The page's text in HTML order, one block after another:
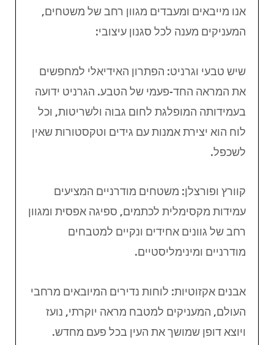
אנו מייבאים ומעבדים מגוון רחב של משטחים,
המעניקים מענה לכל סגנון עיצובי:
שיש טבעי וגרניט: הפתרון האידיאלי למחפשים
את המראה החד-פעמי של הטבע. הגרניט ידועה
בעמידותה המופלגת לחום גבוה ולשריטות, וכל
לוח הוא יצירת אמנות עם גידים וטקסטורות שאין
לשכפל.
קוורץ ופורצלן: משטחים מודרניים המציעים
עמידות מקסימלית לכתמים, ספיגה אפסית ומגוון
רחב של גוונים אחידים ונקיים למטבחים
מודרניים ומינימליסטיים.
אבנים אקזוטיות: לוחות נדירים המיובאים מרחבי
העולם, המעניקים למטבח מראה יוקרתי, נועז
ויוצא דופן שמושך את העין בכל פעם מחדש.